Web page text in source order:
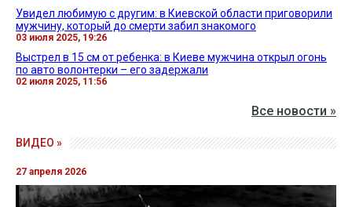
Увидел любимую с другим: в Киевской области приговорили
мужчину, который до смерти забил знакомого
03 июля 2025, 19:26
Выстрел в 15 см от ребенка: в Киеве мужчина открыл огонь
по авто волонтерки – его задержали
02 июля 2025, 11:56
Все новости »
ВИДЕО »
27 апреля 2026